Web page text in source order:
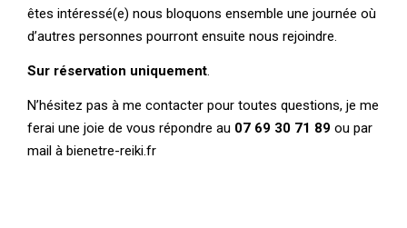
êtes intéressé(e) nous bloquons ensemble une journée où
d’autres personnes pourront ensuite nous rejoindre.
Sur réservation uniquement.
N’hésitez pas à me contacter pour toutes questions, je me
ferai une joie de vous répondre au 07 69 30 71 89 ou par
mail à bienetre-reiki.fr